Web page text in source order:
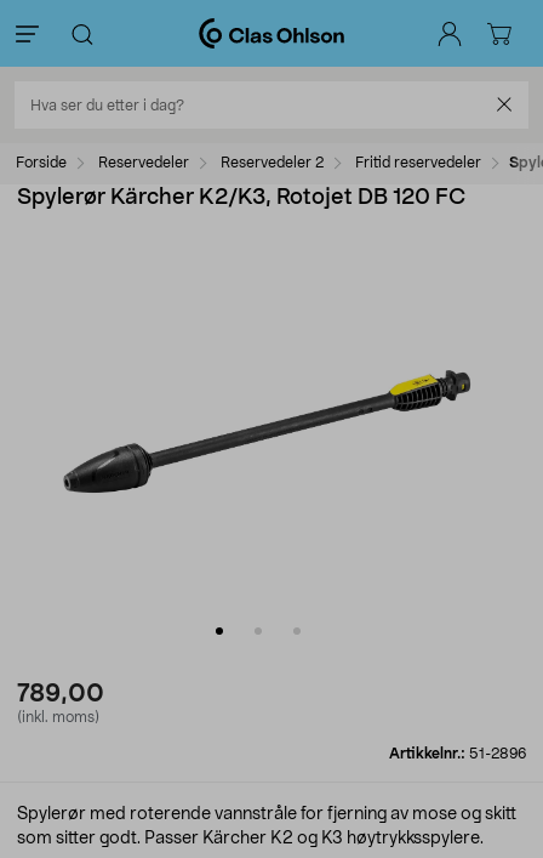
Forside Reservedeler Reservedeler 2 Fritid reservedeler
Spylerør Kärcher K2/K3, Rotojet DB 120 FC
789,00
(inkl. moms)
Artikkelnr.: 51-2896
Spylerør med roterende vannstråle for fjerning av mose og skitt
som sitter godt. Passer Kärcher K2 og K3 høytrykksspylere.